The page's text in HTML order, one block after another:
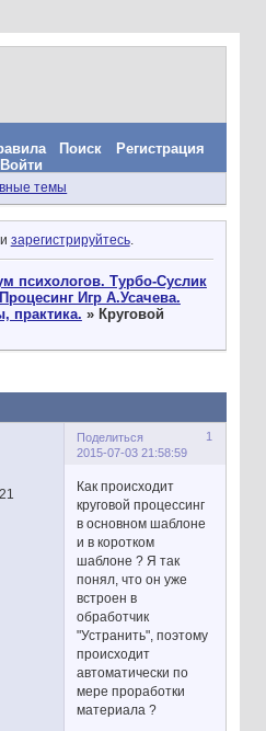
Поиск
Регистрация
Войти
темы
зарегистрируйтесь.
психологов. Турбо-Суслик
Игр А.Усачева.
практика. » Круговой
Поделиться
1
2015-07-03 21:58:59
Как происходит
круговой процессинг
в основном шаблоне
и в коротком
шаблоне ? Я так
понял, что он уже
встроен в
обработчик
"Устранить", поэтому
происходит
автоматически по
мере проработки
материала ?